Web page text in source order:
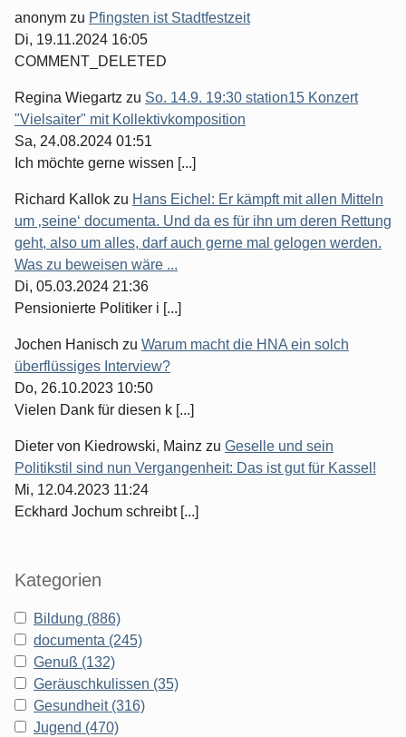
anonym zu Pfingsten ist Stadtfestzeit
Di, 19.11.2024 16:05
COMMENT_DELETED
Regina Wiegartz zu So. 14.9. 19:30 station15 Konzert
"Vielsaiter" mit Kollektivkomposition
Sa, 24.08.2024 01:51
Ich möchte gerne wissen [...]
Richard Kallok zu Hans Eichel: Er kämpft mit allen Mitteln
um ‚seine‘ documenta. Und da es für ihn um deren Rettung
geht, also um alles, darf auch gerne mal gelogen werden.
Was zu beweisen wäre ...
Di, 05.03.2024 21:36
Pensionierte Politiker i [...]
Jochen Hanisch zu Warum macht die HNA ein solch
überflüssiges Interview?
Do, 26.10.2023 10:50
Vielen Dank für diesen k [...]
Dieter von Kiedrowski, Mainz zu Geselle und sein
Politikstil sind nun Vergangenheit: Das ist gut für Kassel!
Mi, 12.04.2023 11:24
Eckhard Jochum schreibt [...]
Kategorien
Bildung (886)
documenta (245)
Genuß (132)
Geräuschkulissen (35)
Gesundheit (316)
Jugend (470)